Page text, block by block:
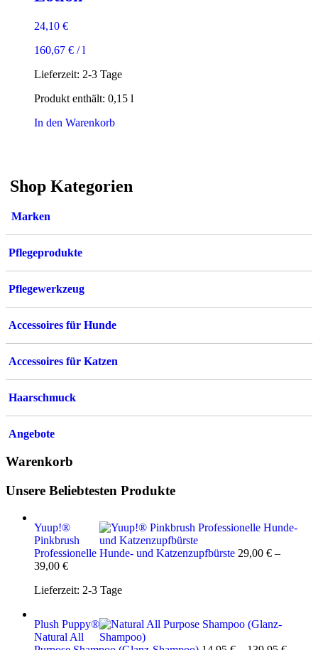
24,10 €
160,67 € /l
Lieferzeit: 2-3 Tage
Produkt enthält: 0,15 l
In den Warenkorb
Shop Kategorien
Marken
Pflegeprodukte
Pflegewerkzeug
Accessoires für Hunde
Accessoires für Katzen
Haarschmuck
Angebote
Warenkorb
Unsere Beliebtesten Produkte
Yuup!®
Pinkbrush
Professionelle Hunde- und Katzenzupfbürste 29,00 € –
39,00 €
Lieferzeit: 2-3 Tage
Plush Puppy®
Natural All